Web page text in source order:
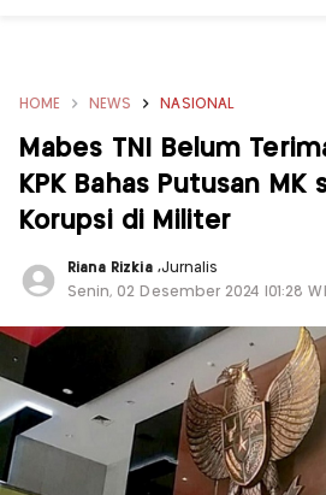
HOME NEWS NASIONAL
Mabes TNI Belum
KPK Bahas Putusan MK
Korupsi di Militer
Riana Rizkia ,Jurnalis
Senin, 02 Desember 2024 |01:28